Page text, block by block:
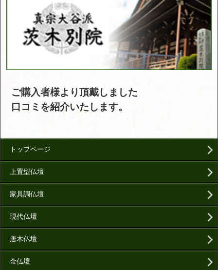
ご購入者様より頂戴しました
口コミを紹介いたします。
トップページ
上置型仏壇
家具調仏壇
現代仏壇
唐木仏壇
金仏壇